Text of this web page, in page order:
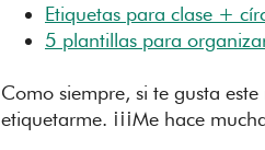
Etiquetas para clase +
5 plantillas para
Como siempre, si te gusta
etiquetarme. ¡¡¡Me hace